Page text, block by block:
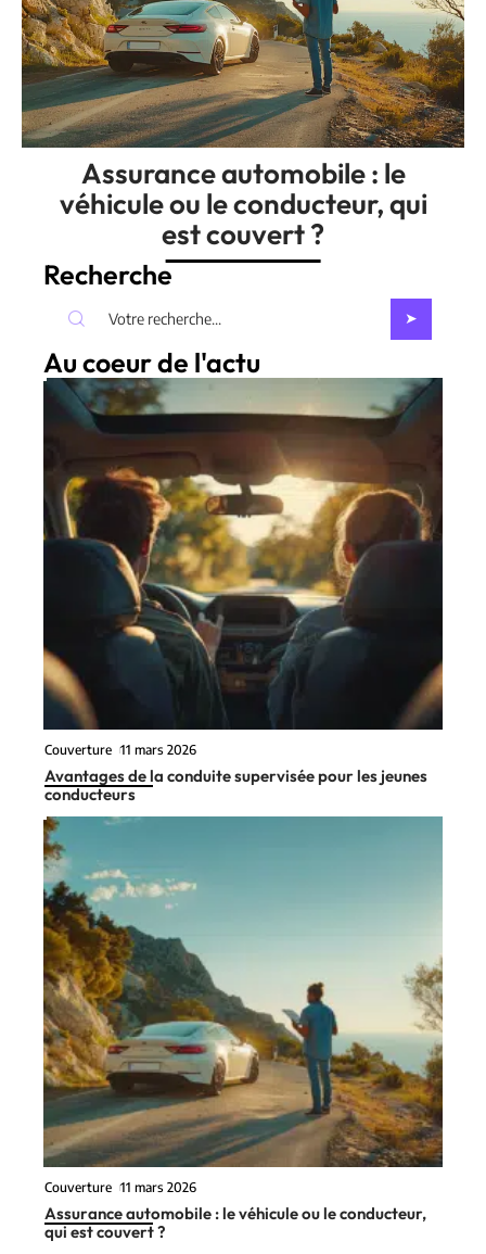
Assurance automobile : le
véhicule ou le conducteur, qui
est couvert ?
Recherche
Au coeur de l'actu
Couverture 11 mars 2026
Avantages de la conduite supervisée pour les jeunes
conducteurs
Couverture 11 mars 2026
Assurance automobile : le véhicule ou le conducteur,
qui est couvert ?